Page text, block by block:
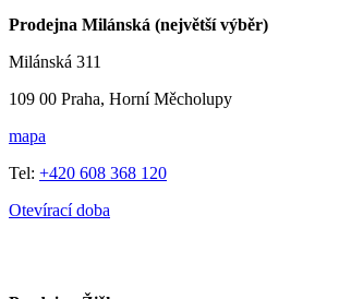
Prodejna Milánská (největší výběr)
Milánská 311
109 00 Praha, Horní Měcholupy
mapa
Tel: +420 608 368 120
Otevírací doba